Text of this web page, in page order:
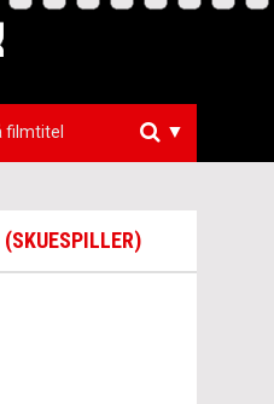
▼
(SKUESPILLER)